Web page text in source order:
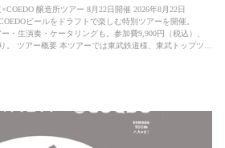
醸造所ツアー 8月22日開催 2026年8月22日
ビールをドラフトで楽しむ特別ツアーを開催。
・生演奏・ケータリングも。参加費9,900円（税込）、
。 ツアー概要 本ツアーでは東武鉄道様、東武トップツア
けるなど、非日常的な体験をご用意しております。 今回
駅まで電車の旅をご堪能いただいたのち、COEDOクラフ
昨年ご好評をいただいたサックス奏者の生演奏も実施
くの方に楽しんでいただける内容となっております。 さ
皆様には、COEDO缶ビールのお土産をプレゼント！この